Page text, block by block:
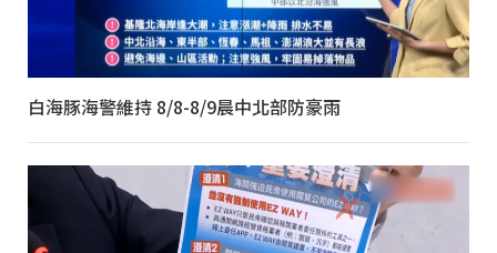
白海豚海警維持 8/8-8/9晨中北部防豪雨